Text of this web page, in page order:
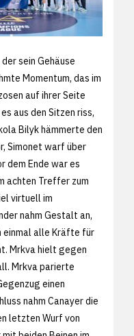
sein Gehäuse
Momentum, das im
auf ihrer Seite
aus den Sitzen riss,
Bilyk hämmerte den
Simonet warf über
dem Ende war es
achten Treffer zum
virtuell im
nahm Gestalt an,
einmal alle Kräfte für
Mrkva hielt gegen
Mrkva parierte
einen
nahm Canayer die
letzten Wurf von